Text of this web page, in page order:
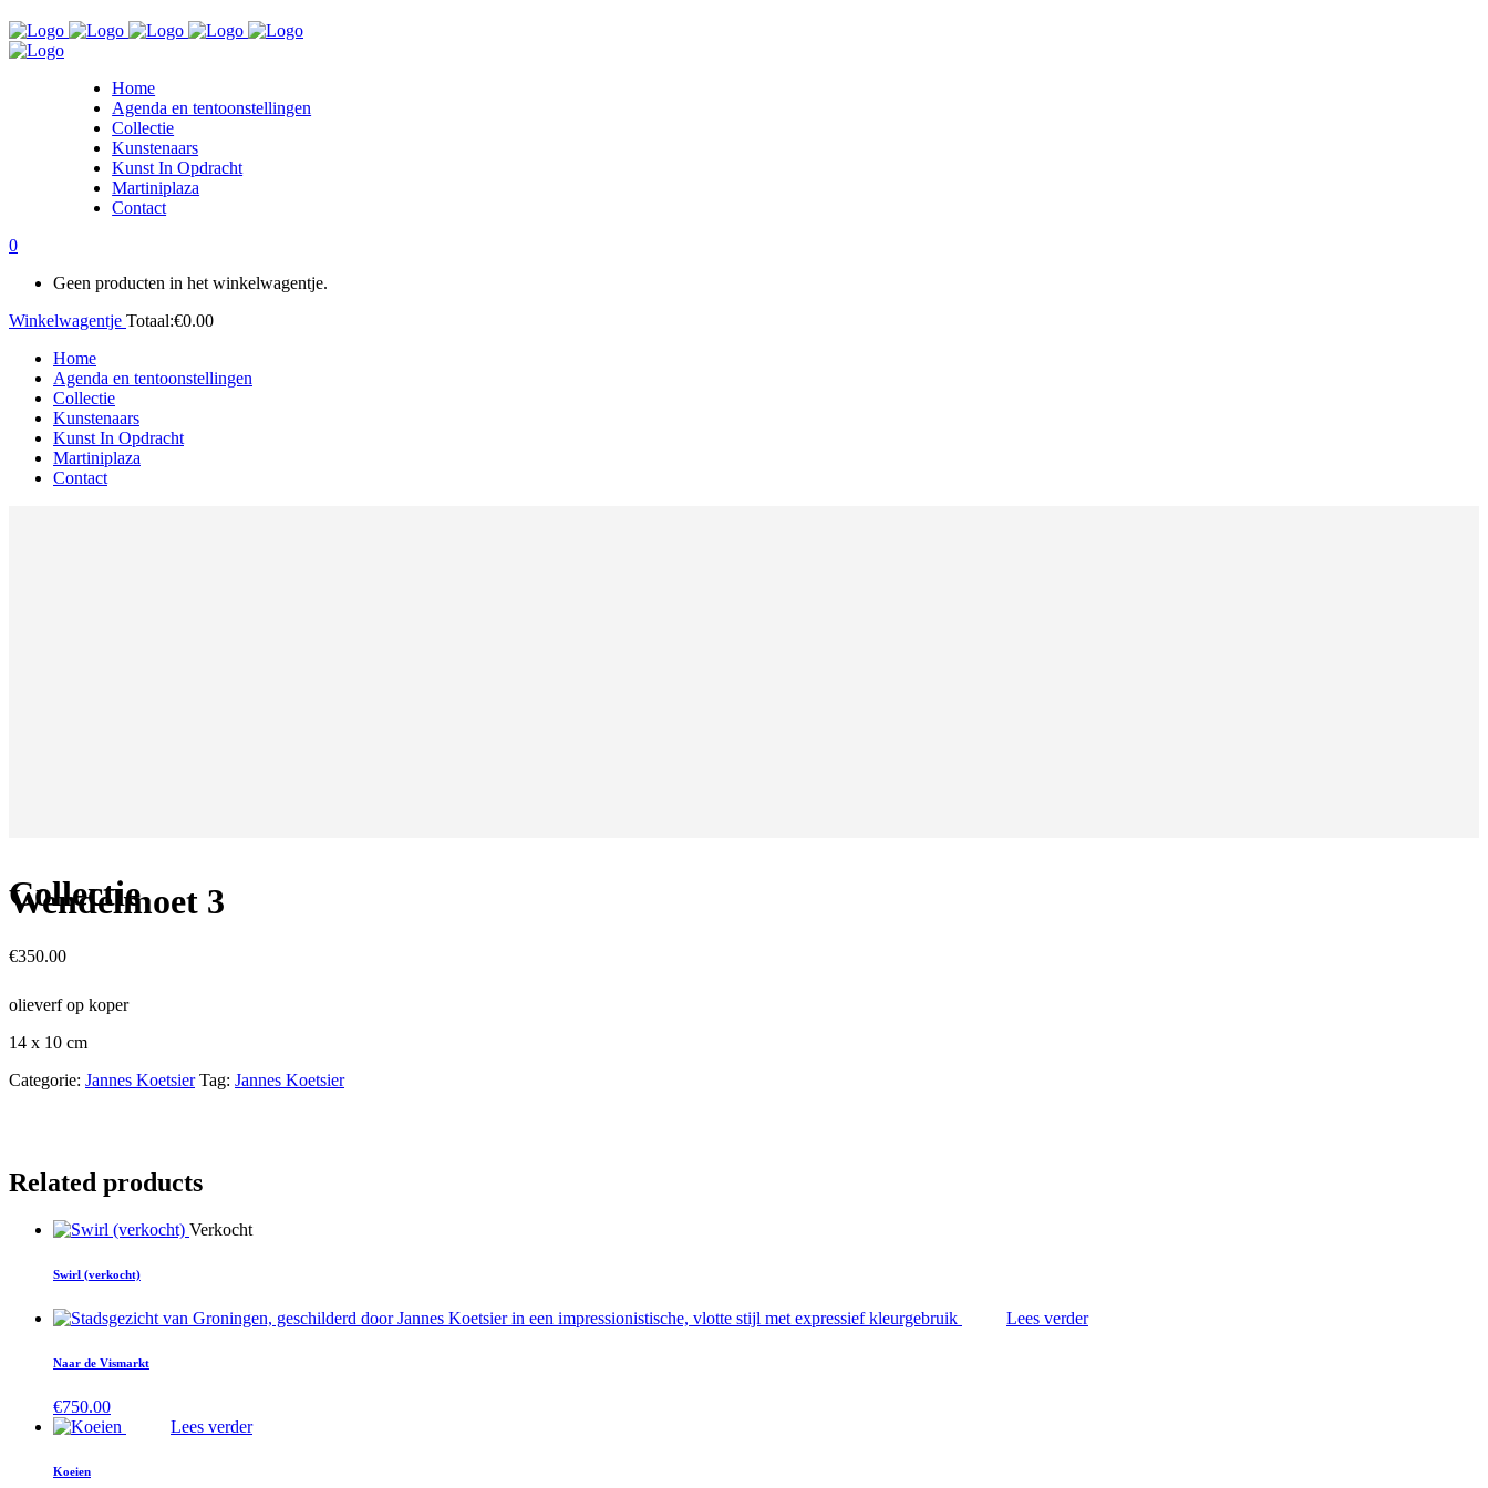
Home
Agenda en tentoonstellingen
Collectie
Kunstenaars
Kunst In Opdracht
Martiniplaza
Contact
0
Geen producten in het winkelwagentje.
Winkelwagentje Totaal:€0.00
Home
Agenda en tentoonstellingen
Collectie
Kunstenaars
Kunst In Opdracht
Martiniplaza
Contact
Collectie
Wendelmoet 3
€350.00
olieverf op koper
14 x 10 cm
Categorie: Jannes Koetsier Tag: Jannes Koetsier
Related products
Verkocht
Swirl (verkocht)
Lees verder
Naar de Vismarkt
€750.00
Lees verder
Koeien